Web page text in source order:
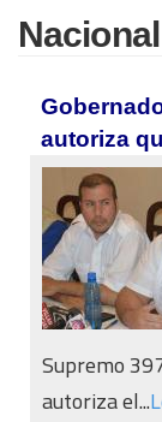
Nacional
autoriza
Supremo
autoriza el...